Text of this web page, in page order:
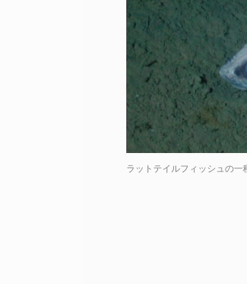
ラットテイルフィッシュの